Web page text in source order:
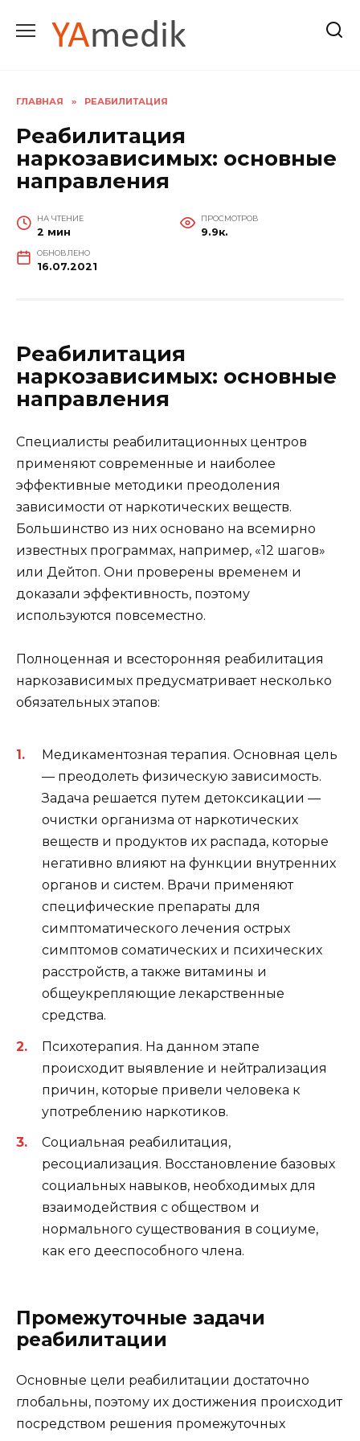
содержанию
ГЛАВНАЯ » РЕАБИЛИТАЦИЯ
Реабилитация
наркозависимых: основные
направления
НА ЧТЕНИЕ
2 мин
ПРОСМОТРОВ
9.9к.
ОБНОВЛЕНО
16.07.2021
Реабилитация
наркозависимых: основные
направления
Специалисты реабилитационных центров
применяют современные и наиболее
эффективные методики преодоления
зависимости от наркотических веществ.
Большинство из них основано на всемирно
известных программах, например, «12 шагов»
или Дейтоп. Они проверены временем и
доказали эффективность, поэтому
используются повсеместно.
Полноценная и всесторонняя реабилитация
наркозависимых предусматривает несколько
обязательных этапов:
Медикаментозная терапия. Основная цель
— преодолеть физическую зависимость.
Задача решается путем детоксикации —
очистки организма от наркотических
веществ и продуктов их распада, которые
негативно влияют на функции внутренних
органов и систем. Врачи применяют
специфические препараты для
симптоматического лечения острых
симптомов соматических и психических
расстройств, а также витамины и
общеукрепляющие лекарственные
средства.
Психотерапия. На данном этапе
происходит выявление и нейтрализация
причин, которые привели человека к
употреблению наркотиков.
Социальная реабилитация,
ресоциализация. Восстановление базовых
социальных навыков, необходимых для
взаимодействия с обществом и
нормального существования в социуме,
как его дееспособного члена.
Промежуточные задачи
реабилитации
Основные цели реабилитации достаточно
глобальны, поэтому их достижения происходит
посредством решения промежуточных